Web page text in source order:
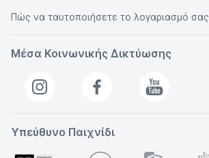
Πώς να ταυτοποιήσετε το λογαριασμό σας
Μέσα Κοινωνικής Δικτύωσης
Υπεύθυνο Παιχνίδι